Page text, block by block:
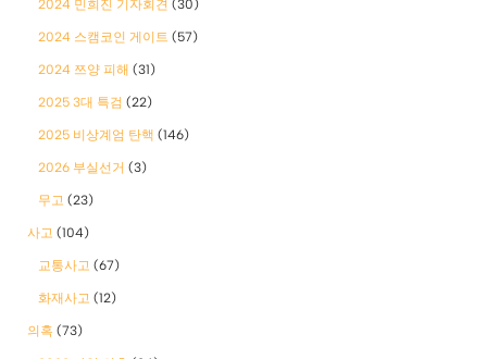
2024 민희진 기자회견 (30)
2024 스캠코인 게이트 (57)
2024 쯔양 피해 (31)
2025 3대 특검 (22)
2025 비상계엄 탄핵 (146)
2026 부실선거 (3)
무고 (23)
사고 (104)
교통사고 (67)
화재사고 (12)
의혹 (73)